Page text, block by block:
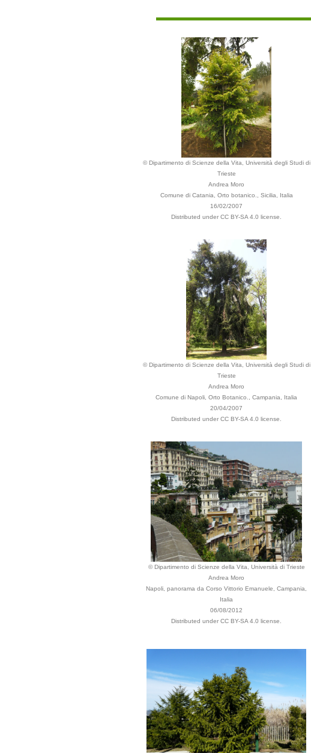
© Dipartimento di Scienze della Vita, Università degli Studi di
Trieste
Andrea Moro
Comune di Catania, Orto botanico., Sicilia, Italia
16/02/2007
Distributed under CC BY-SA 4.0 license.
© Dipartimento di Scienze della Vita, Università degli Studi di
Trieste
Andrea Moro
Comune di Napoli, Orto Botanico., Campania, Italia
20/04/2007
Distributed under CC BY-SA 4.0 license.
© Dipartimento di Scienze della Vita, Università di Trieste
Andrea Moro
Napoli, panorama da Corso Vittorio Emanuele, Campania,
Italia
06/08/2012
Distributed under CC BY-SA 4.0 license.